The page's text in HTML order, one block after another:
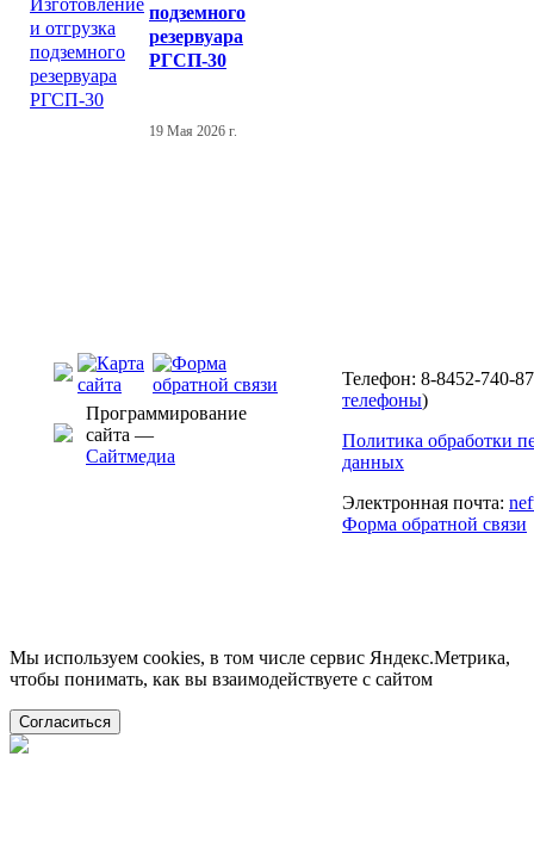
подземного
резервуара
РГСП-30
19 Мая 2026 г.
Программирование
сайта —
Сайтмедиа
Телефон: 8-8452-740-
телефоны)
Политика обработки
данных
Электронная почта:
Форма обратной связи
Мы используем cookies, в том числе сервис Яндекс.Метрика,
чтобы понимать, как вы взаимодействуете с сайтом
Согласиться